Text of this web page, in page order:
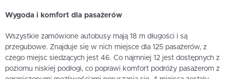
Wygoda i komfort dla pasażerów
Wszystkie zamówione autobusy mają 18 m długości i są
przegubowe. Znajduje się w nich miejsce dla 125 pasażerów, z
czego miejsc siedzących jest 46. Co najmniej 12 jest dostępnych z
poziomu niskiej podłogi, co poprawi komfort podróży pasażerom z